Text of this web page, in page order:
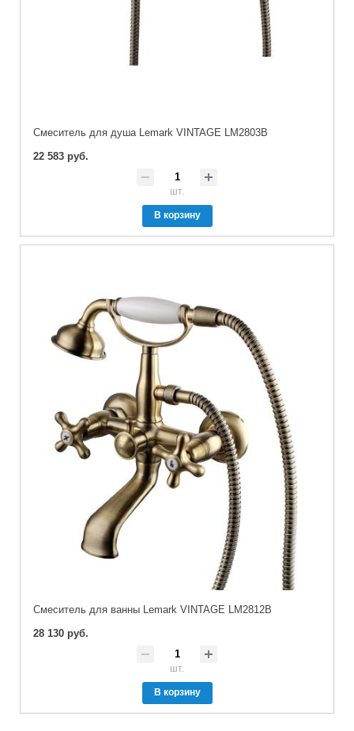
Cмеситель для душа Lemark VINTAGE LM2803B
22 583 руб.
шт.
В корзину
Cмеситель для ванны Lemark VINTAGE LM2812B
28 130 руб.
шт.
В корзину